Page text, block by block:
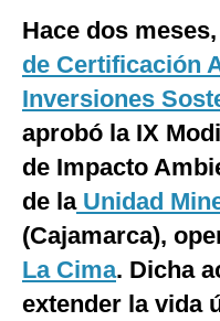
Mix
G de Gestión
Notas Contratadas
Podcast
Gestión TV
Videos
Hace dos
de Certificación
Inversiones
aprobó la IX
de Impacto
de laUnidad
(Cajamarca),
La Cima. Dicha
extender la vida